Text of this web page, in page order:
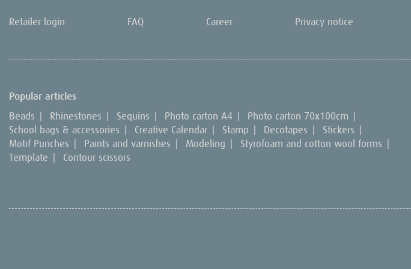
Retailer login FAQ Career Privacy notice
Popular articles
Beads Rhinestones Sequins Photo carton A4 Photo carton 70x100cm
School bags & accessories
Creative Calendar Stamp Decotapes Stickers
Motif Punches
Paints and varnishes Modeling Styrofoam and cotton wool forms
Template
Contour scissors